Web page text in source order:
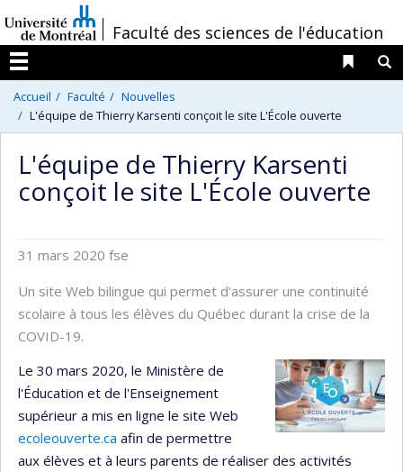
au
contenu
/Faculté des sciences de l'éducation
Menu
Liens
Accueil Faculté
Nouvelles
L'équipe de Thierry Karsenti conçoit le site L'École ouverte
L'équipe de Thierry Karsenti
conçoit le site L'École ouverte
31 mars 2020 fse
Un site Web bilingue qui permet d'assurer une continuité
scolaire à tous les élèves du Québec durant la crise de la
COVID-19.
Le 30 mars 2020, le Ministère de
l'Éducation et de l'Enseignement
supérieur a mis en ligne le site Web
ecoleouverte.ca afin de permettre
aux élèves et à leurs parents de réaliser des activités